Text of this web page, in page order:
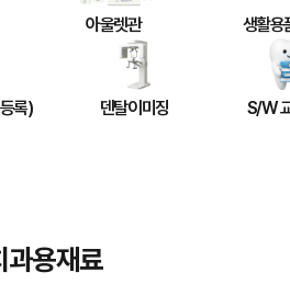
아울렛관 생활용
록) 덴탈이미징 S/W
과용재료